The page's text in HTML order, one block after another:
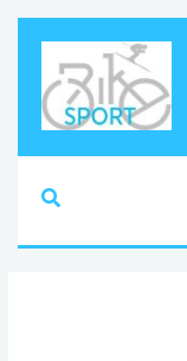
content
Search